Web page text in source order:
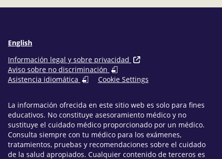
English
Información legal y sobre privacidad
Aviso sobre no discriminación
Asistencia idiomática
Cookie Settings
La información ofrecida en este sitio web es solo para fines
educativos. No constituye asesoramiento médico y no
sustituye el cuidado médico proporcionado por un médico.
Consulta siempre con tu médico para los exámenes,
tratamientos, pruebas y recomendaciones sobre el cuidado
de la salud apropiados. Cualquier contenido de terceros es